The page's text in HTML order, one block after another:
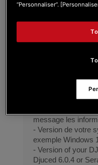
Bienvenue sur le
Si vous avez
message les
- Version de votre
exemple Windows
- Version of your
Djuced 6.0.4 or
“Personnaliser”.